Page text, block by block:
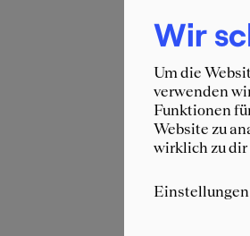
Wir
Um die
verwenden
Funktionen
Website zu
wirklich zu dir
Einstellungen